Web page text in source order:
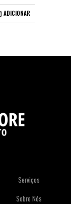
ADICIONAR
Serviços
Sobre Nós